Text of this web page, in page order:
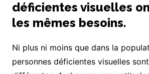
déficientes visuelles
les mêmes besoins.
Ni plus ni moins que dans la
personnes déficientes visuelles